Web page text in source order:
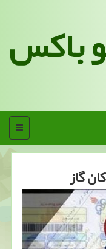
باکس
منو
گاز